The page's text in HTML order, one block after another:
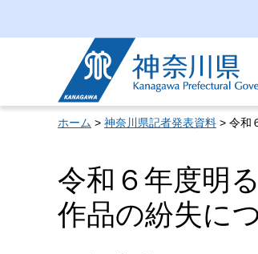
神奈川県
ホーム > 神奈川県記者発表資料 > 令和
令和６年度明
作品の紛失に